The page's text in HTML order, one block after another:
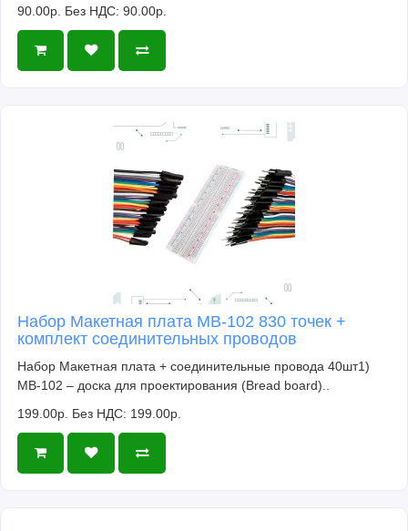
90.00р. Без НДС: 90.00р.
Набор Макетная плата MB-102 830 точек +
комплект соединительных проводов
Набор Макетная плата + соединительные провода 40шт1)
MB-102 – доска для проектирования (Bread board)..
199.00р. Без НДС: 199.00р.